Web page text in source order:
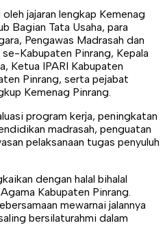
jajaran lengkap Kemenag
Bagian Tata Usaha, para
Pengawas Madrasah dan
Kabupaten Pinrang, Kepala
Ketua IPARI Kabupaten
Pinrang, serta pejabat
Kemenag Pinrang.
program kerja, peningkatan
madrasah, penguatan
pelaksanaan tugas penyuluh
dengan halal bihalal
Kabupaten Pinrang.
mewarnai jalannya
bersilaturahmi dalam